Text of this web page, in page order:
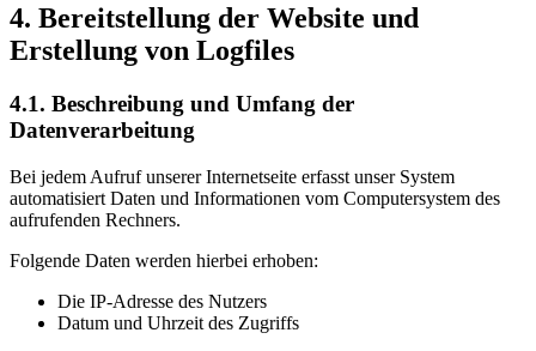
4. Bereitstellung der Website und
Erstellung von Logfiles
4.1. Beschreibung und Umfang der
Datenverarbeitung
Bei jedem Aufruf unserer Internetseite erfasst unser System
automatisiert Daten und Informationen vom Computersystem des
aufrufenden Rechners.
Folgende Daten werden hierbei erhoben:
Die IP-Adresse des Nutzers
Datum und Uhrzeit des Zugriffs